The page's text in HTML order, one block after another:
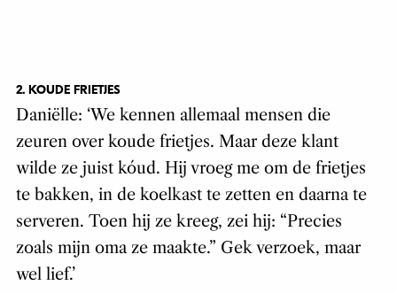
2. KOUDE FRIETJES
Daniëlle: ‘We kennen allemaal mensen die
zeuren over koude frietjes. Maar deze klant
wilde ze juist kóud. Hij vroeg me om de frietjes
te bakken, in de koelkast te zetten en daarna te
serveren. Toen hij ze kreeg, zei hij: “Precies
zoals mijn oma ze maakte.” Gek verzoek, maar
wel lief.’